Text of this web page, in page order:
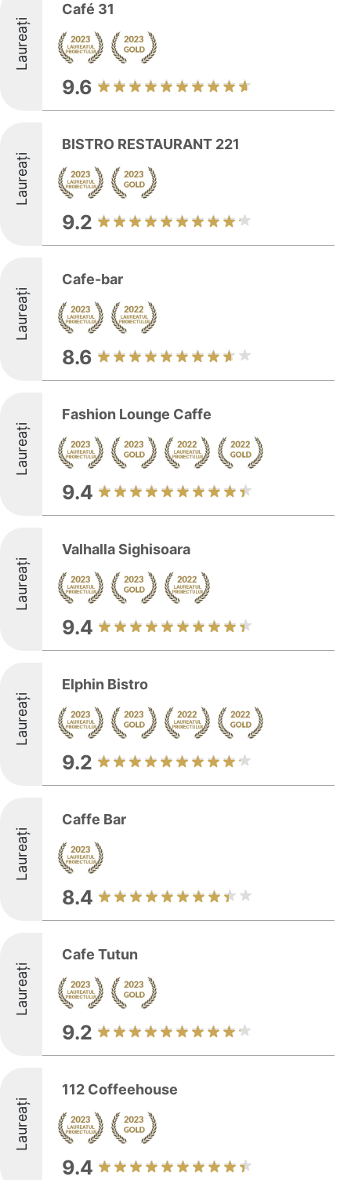
Laureați
Café 31
9.6
Laureați
BISTRO RESTAURANT 221
9.2
Laureați
Cafe-bar
8.6
Laureați
Fashion Lounge Caffe
9.4
Laureați
Valhalla Sighisoara
9.4
Laureați
Elphin Bistro
9.2
Laureați
Caffe Bar
8.4
Laureați
Cafe Tutun
9.2
Laureați
112 Coffeehouse
9.4